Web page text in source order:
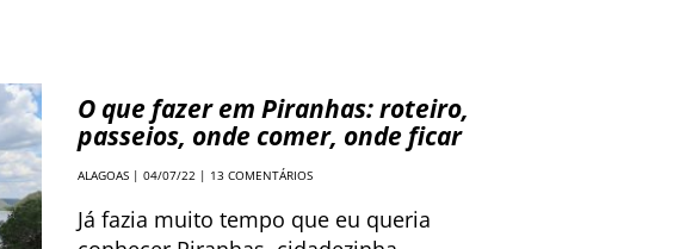
O que fazer em Piranhas: roteiro,
passeios, onde comer, onde ficar
ALAGOAS | 04/07/22 | 13 COMENTÁRIOS
Já fazia muito tempo que eu queria